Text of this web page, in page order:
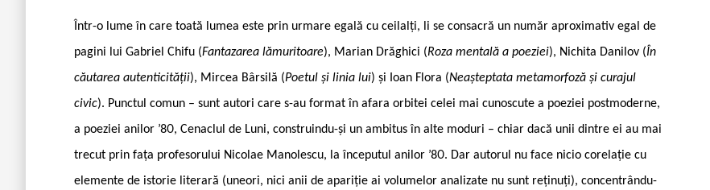
Într-o lume în care toată lumea este prin urmare egală cu ceilalți, li se consacră un număr aproximativ egal de
pagini lui Gabriel Chifu (Fantazarea lămuritoare), Marian Drăghici (Roza mentală a poeziei), Nichita Danilov (În
căutarea autenticității), Mircea Bârsilă (Poetul și linia lui) și Ioan Flora (Neașteptata metamorfoză și curajul
civic). Punctul comun – sunt autori care s-au format în afara orbitei celei mai cunoscute a poeziei postmoderne,
a poeziei anilor ’80, Cenaclul de Luni, construindu-și un ambitus în alte moduri – chiar dacă unii dintre ei au mai
trecut prin fața profesorului Nicolae Manolescu, la începutul anilor ’80. Dar autorul nu face nicio corelație cu
elemente de istorie literară (uneori, nici anii de apariție ai volumelor analizate nu sunt reținuți), concentrându-